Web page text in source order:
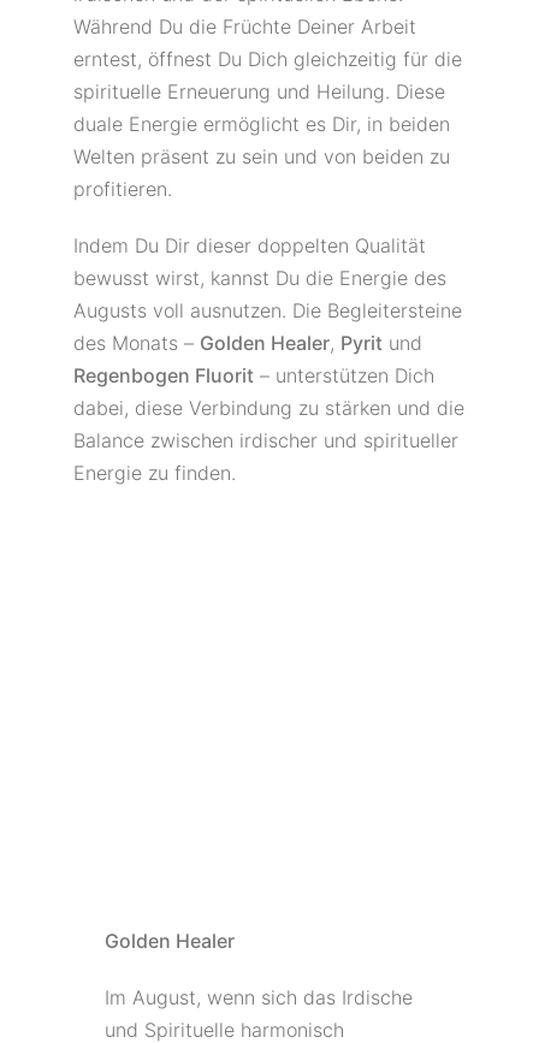
Während Du die Früchte Deiner Arbeit
erntest, öffnest Du Dich gleichzeitig für die
spirituelle Erneuerung und Heilung. Diese
duale Energie ermöglicht es Dir, in beiden
Welten präsent zu sein und von beiden zu
profitieren.
Indem Du Dir dieser doppelten Qualität
bewusst wirst, kannst Du die Energie des
Augusts voll ausnutzen. Die Begleitersteine
des Monats – Golden Healer, Pyritund
Regenbogen Fluorit– unterstützen Dich
dabei, diese Verbindung zu stärken und die
Balance zwischen irdischer und spiritueller
Energie zu finden.
Golden Healer
Im August, wenn sich das Irdische
und Spirituelle harmonisch